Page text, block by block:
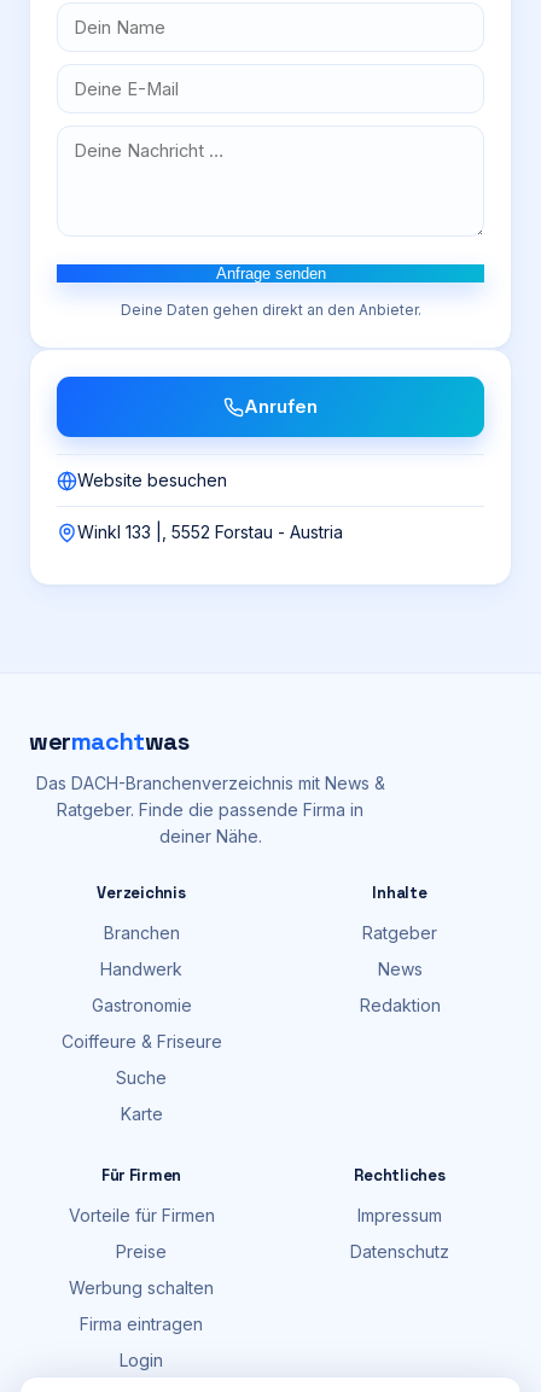
Anfrage senden
Deine Daten gehen direkt an den Anbieter.
Anrufen
Website besuchen
Winkl 133 |, 5552 Forstau - Austria
wermachtwas
Das DACH-Branchenverzeichnis mit News &
Ratgeber. Finde die passende Firma in
deiner Nähe.
Verzeichnis
Branchen
Handwerk
Gastronomie
Coiffeure & Friseure
Suche
Karte
Inhalte
Ratgeber
News
Redaktion
Für Firmen
Vorteile für Firmen
Preise
Werbung schalten
Firma eintragen
Login
Rechtliches
Impressum
Datenschutz